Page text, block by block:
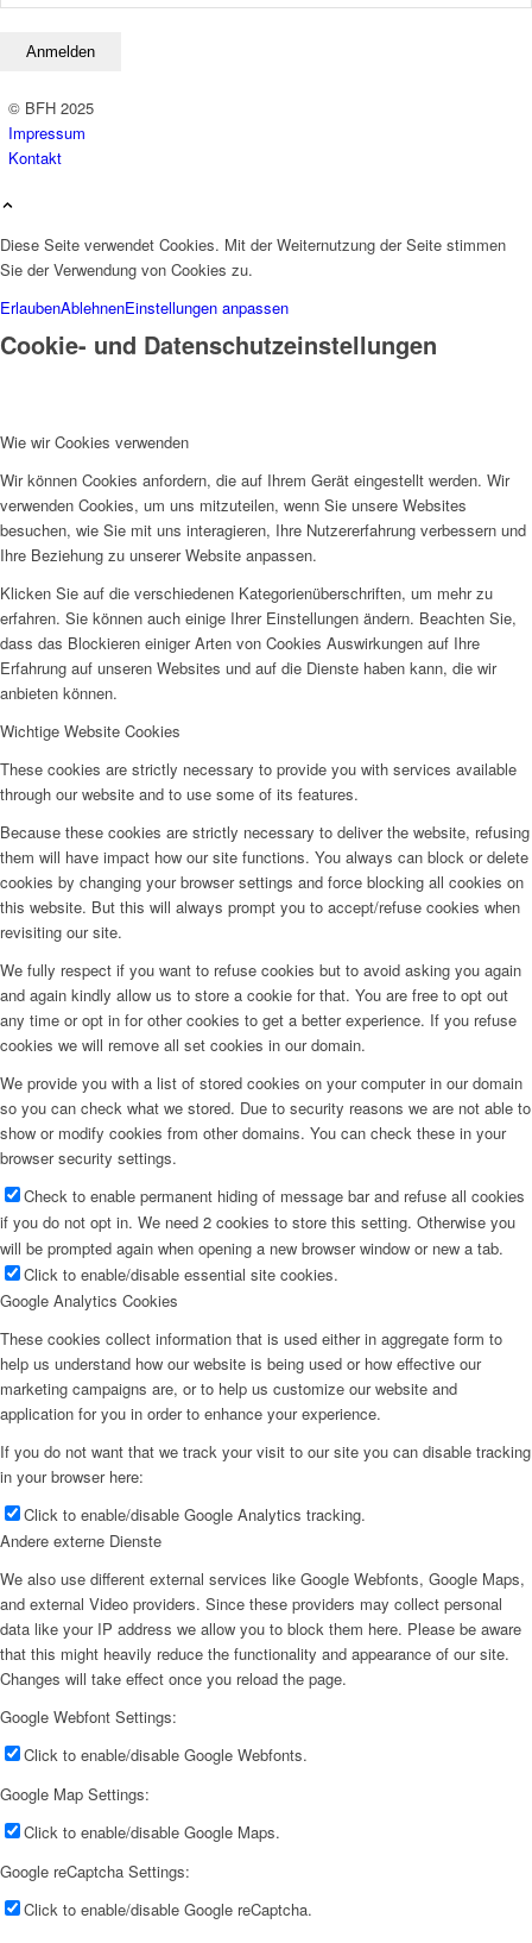
© BFH 2025
Impressum
Kontakt
Diese Seite verwendet Cookies. Mit der Weiternutzung der Seite stimmen
Sie der Verwendung von Cookies zu.
ErlaubenAblehnenEinstellungen anpassen
Cookie- und Datenschutzeinstellungen
Wie wir Cookies verwenden
Wir können Cookies anfordern, die auf Ihrem Gerät eingestellt werden. Wir
verwenden Cookies, um uns mitzuteilen, wenn Sie unsere Websites
besuchen, wie Sie mit uns interagieren, Ihre Nutzererfahrung verbessern und
Ihre Beziehung zu unserer Website anpassen.
Klicken Sie auf die verschiedenen Kategorienüberschriften, um mehr zu
erfahren. Sie können auch einige Ihrer Einstellungen ändern. Beachten Sie,
dass das Blockieren einiger Arten von Cookies Auswirkungen auf Ihre
Erfahrung auf unseren Websites und auf die Dienste haben kann, die wir
anbieten können.
Wichtige Website Cookies
These cookies are strictly necessary to provide you with services available
through our website and to use some of its features.
Because these cookies are strictly necessary to deliver the website, refusing
them will have impact how our site functions. You always can block or delete
cookies by changing your browser settings and force blocking all cookies on
this website. But this will always prompt you to accept/refuse cookies when
revisiting our site.
We fully respect if you want to refuse cookies but to avoid asking you again
and again kindly allow us to store a cookie for that. You are free to opt out
any time or opt in for other cookies to get a better experience. If you refuse
cookies we will remove all set cookies in our domain.
We provide you with a list of stored cookies on your computer in our domain
so you can check what we stored. Due to security reasons we are not able to
show or modify cookies from other domains. You can check these in your
browser security settings.
Check to enable permanent hiding of message bar and refuse all cookies
if you do not opt in. We need 2 cookies to store this setting. Otherwise you
will be prompted again when opening a new browser window or new a tab.
Click to enable/disable essential site cookies.
Google Analytics Cookies
These cookies collect information that is used either in aggregate form to
help us understand how our website is being used or how effective our
marketing campaigns are, or to help us customize our website and
application for you in order to enhance your experience.
If you do not want that we track your visit to our site you can disable tracking
in your browser here:
Click to enable/disable Google Analytics tracking.
Andere externe Dienste
We also use different external services like Google Webfonts, Google Maps,
and external Video providers. Since these providers may collect personal
data like your IP address we allow you to block them here. Please be aware
that this might heavily reduce the functionality and appearance of our site.
Changes will take effect once you reload the page.
Google Webfont Settings:
Click to enable/disable Google Webfonts.
Google Map Settings:
Click to enable/disable Google Maps.
Google reCaptcha Settings:
Click to enable/disable Google reCaptcha.